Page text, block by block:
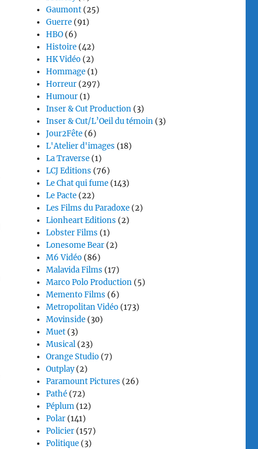
Gaumont (25)
Guerre (91)
HBO (6)
Histoire (42)
HK Vidéo (2)
Hommage (1)
Horreur (297)
Humour (1)
Inser & Cut Production (3)
Inser & Cut/L’Oeil du témoin (3)
Jour2Fête (6)
L'Atelier d'images (18)
La Traverse (1)
LCJ Editions (76)
Le Chat qui fume (143)
Le Pacte (22)
Les Films du Paradoxe (2)
Lionheart Editions (2)
Lobster Films (1)
Lonesome Bear (2)
M6 Vidéo (86)
Malavida Films (17)
Marco Polo Production (5)
Memento Films (6)
Metropolitan Vidéo (173)
Movinside (30)
Muet (3)
Musical (23)
Orange Studio (7)
Outplay(2)
Paramount Pictures (26)
Pathé (72)
Péplum (12)
Polar (141)
Policier (157)
Politique (3)